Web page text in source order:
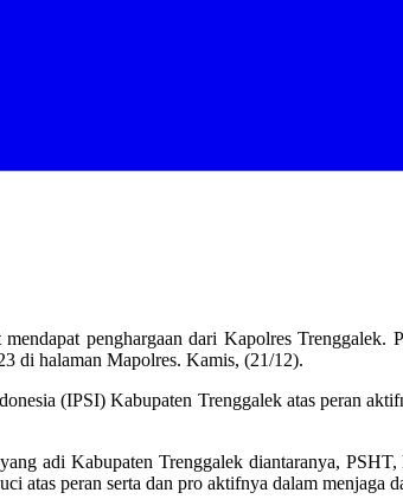
penghargaan dari Kapolres
di halaman Mapolres. Kamis, (21/12).
(IPSI) Kabupaten Trenggalek atas peran
adi Kabupaten Trenggalek diantaranya,
atas peran serta dan pro aktifnya dalam